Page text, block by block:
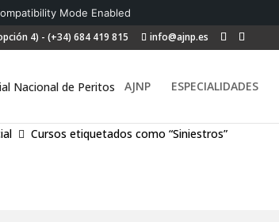
Mode Enabled
4) - (+34) 684 419 815 info@ajnp.es
AJNP ESPECIALIDADES
Cursos etiquetados como “Siniestros”